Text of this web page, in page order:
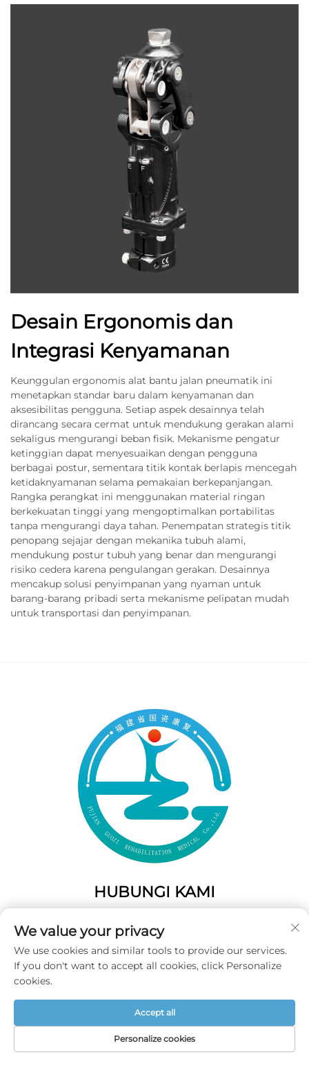
Desain Ergonomis dan
Integrasi Kenyamanan
Keunggulan ergonomis alat bantu jalan pneumatik ini
menetapkan standar baru dalam kenyamanan dan
aksesibilitas pengguna. Setiap aspek desainnya telah
dirancang secara cermat untuk mendukung gerakan alami
sekaligus mengurangi beban fisik. Mekanisme pengatur
ketinggian dapat menyesuaikan dengan pengguna
berbagai postur, sementara titik kontak berlapis mencegah
ketidaknyamanan selama pemakaian berkepanjangan.
Rangka perangkat ini menggunakan material ringan
berkekuatan tinggi yang mengoptimalkan portabilitas
tanpa mengurangi daya tahan. Penempatan strategis titik
penopang sejajar dengan mekanika tubuh alami,
mendukung postur tubuh yang benar dan mengurangi
risiko cedera karena pengulangan gerakan. Desainnya
mencakup solusi penyimpanan yang nyaman untuk
barang-barang pribadi serta mekanisme pelipatan mudah
untuk transportasi dan penyimpanan.
HUBUNGI KAMI
Tiongkok
Telp:+86-19859128239
E-Mail:
Semua Hak Dilindungi Undang-undang -
We value your privacy
We use cookies and similar tools to provide our services.
If you don't want to accept all cookies, click Personalize
cookies.
Personalize cookies
Accept all